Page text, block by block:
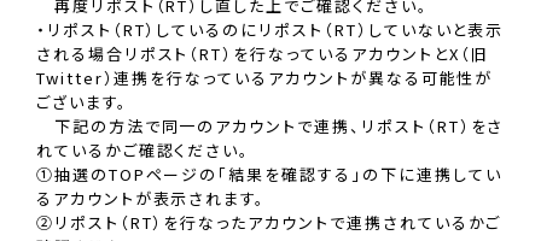
再度リポスト（RT）し直した上でご確認ください。
・リポスト（RT）しているのにリポスト（RT）していないと表示
される場合リポスト（RT）を行なっているアカウントとX（旧
Twitter）連携を行なっているアカウントが異なる可能性が
ございます。
下記の方法で同一のアカウントで連携、リポスト（RT）をさ
れているかご確認ください。
①抽選のTOPページの「結果を確認する」の下に連携してい
るアカウントが表示されます。
②リポスト（RT）を行なったアカウントで連携されているかご